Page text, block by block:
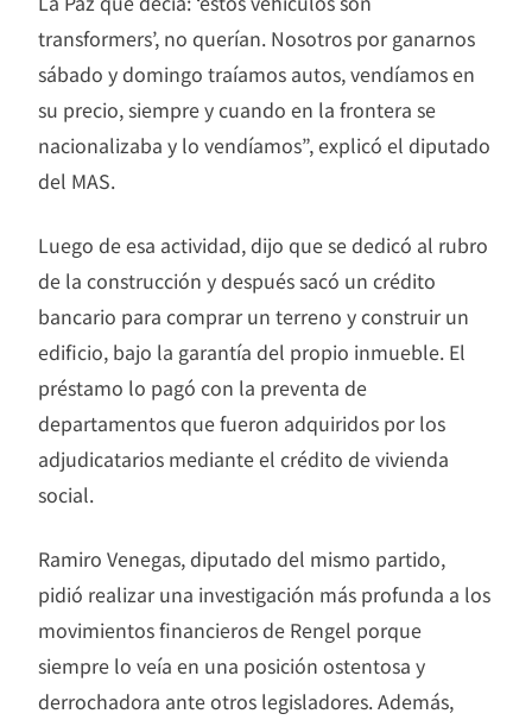
transformers’, no querían. Nosotros por ganarnos
sábado y domingo traíamos autos, vendíamos en
su precio, siempre y cuando en la frontera se
nacionalizaba y lo vendíamos”, explicó el diputado
del MAS.
Luego de esa actividad, dijo que se dedicó al rubro
de la construcción y después sacó un crédito
bancario para comprar un terreno y construir un
edificio, bajo la garantía del propio inmueble. El
préstamo lo pagó con la preventa de
departamentos que fueron adquiridos por los
adjudicatarios mediante el crédito de vivienda
social.
Ramiro Venegas, diputado del mismo partido,
pidió realizar una investigación más profunda a los
movimientos financieros de Rengel porque
siempre lo veía en una posición ostentosa y
derrochadora ante otros legisladores. Además,